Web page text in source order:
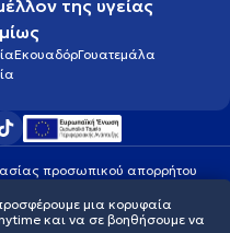
της υγείας
ΕκουαδόρΓουατεμάλα
προσωπικού απορρήτου
μια κορυφαία
και να σε βοηθήσουμε να